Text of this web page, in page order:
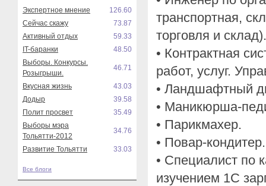
Экспертное мнение
126.60
Сейчас скажу
73.87
Активный отдых
59.33
IT-баранки
48.50
Выборы. Конкурсы.
Розыгрыши.
46.71
Вкусная жизнь
43.03
Додыр
39.58
Полит просвет
35.49
Выборы мэра
Тольятти-2012
34.76
Развитие Тольятти 33.03
Все блоги
транспортная,
торговля и склад).
• Контрактная
работ, услуг.
• Ландшафтный
• Маникюрша-
• Парикмахер.
• Повар-кондитер.
• Специалист по
изучением 1С